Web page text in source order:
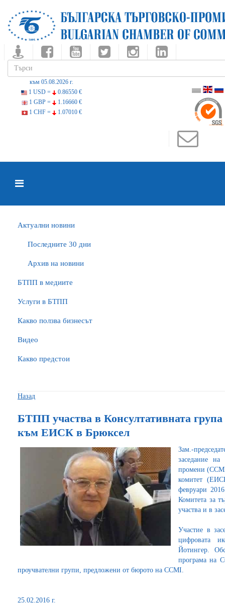
към 05.08.2026 г.
1 USD =
0.86550 €
1 GBP =
1.16660 €
1 CHF =
1.07010 €
Актуални новини
Последните 30 дни
Архив на новини
БTПП в медиите
Услуги в БТПП
Какво ползва бизнесът
Видео
Какво предстои
Назад
БТПП участва в Консултативната
към ЕИСК в Брюксел
Зам.-
заседание на
промени
комитет
февруари
Комитета за
участва и в
Участие в
цифровата
Йотингер.
програма на
проучвателни групи, предложени от бюрото на CCMI.
25.02.2016 г.